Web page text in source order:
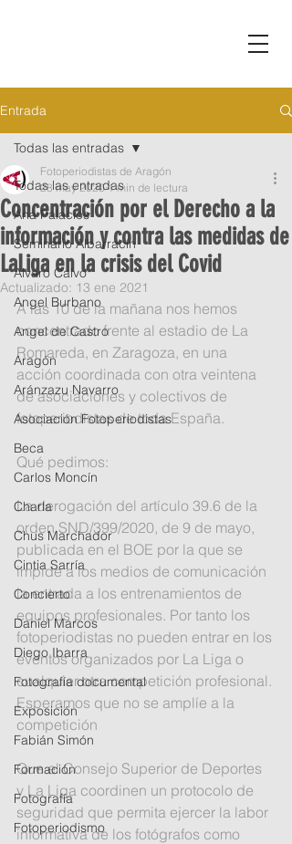
Entrada
Todas las entradas
Ana Palacios
Seminario Albarracín
Alvaro Calvo
Angel Burbano
Angel de Castro
Aragón
Aránzazu Navarro
Asociación Fotoperiodistas
Beca
Carlos Moncín
Charla
Chus Marchador
Cintia Sarría
Concierto
Daniel Marcos
Diego Ibarra
Fotografía documental
Exposición
Fabián Simón
Formación
Fotografía
Fotoperiodismo
Todas las entradas
Concentración por el Derecho a la
información y contra las medidas de
LaLiga en la crisis del Covid
Fotoperiodistas de Aragón
28 may 2020 1 min de lectura
Actualizado: 13 ene 2021
A las 10 de la mañana nos hemos
concentrado frente al estadio de La
Romareda, en Zaragoza, en una
acción coordinada con otra veintena
de asociaciones y colectivos de
fotoperiodistas de toda España.
Qué pedimos:
La derogación del artículo 39.6 de la
orden SND/399/2020, de 9 de mayo,
publicada en el BOE por la que se
impide a los medios de comunicación
la entrada a los entrenamientos de
equipos profesionales. Por tanto los
fotoperiodistas no pueden entrar en los
eventos organizados por La Liga o
cualquier otra competición profesional.
Esperamos que no se amplíe a la
competición
Que el Consejo Superior de Deportes
y La Liga coordinen un protocolo de
seguridad que permita ejercer la labor
informativa de los fotógrafos como